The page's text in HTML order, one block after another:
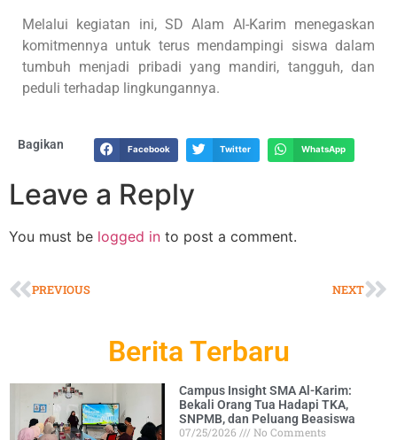
Melalui kegiatan ini, SD Alam Al-Karim menegaskan
komitmennya untuk terus mendampingi siswa dalam
tumbuh menjadi pribadi yang mandiri, tangguh, dan
peduli terhadap lingkungannya.
Bagikan Facebook Twitter WhatsApp
Leave a Reply
You must be logged in to post a comment.
PREVIOUS NEXT
Berita Terbaru
Campus Insight SMA Al-Karim:
Bekali Orang Tua Hadapi TKA,
SNPMB, dan Peluang Beasiswa
07/25/2026
No Comments